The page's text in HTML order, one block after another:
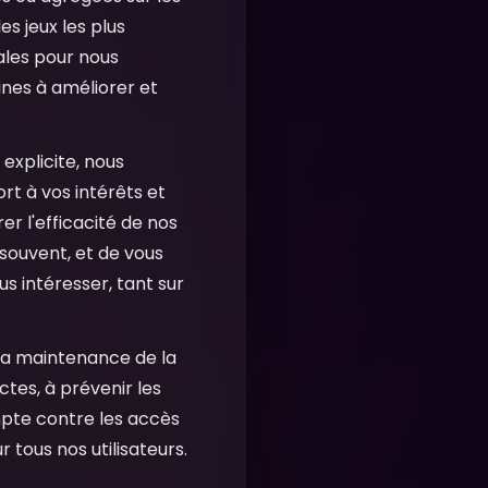
jeux les plus
pour nous
à améliorer et
nous
à vos intérêts et
l'efficacité de nos
et de vous
intéresser, tant sur
maintenance de la
à prévenir les
contre les accès
tous nos utilisateurs.